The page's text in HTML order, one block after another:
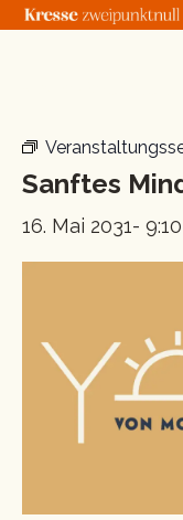
Zum
Sanftes
16. Mai 2031- 9:10